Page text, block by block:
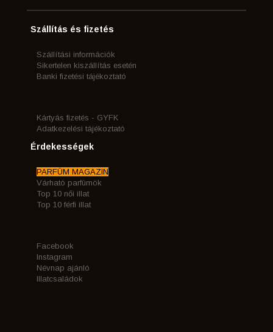
Szállítás és fizetés
Szállítási információk
Sikertelen kiszállítás esetén
Banki fizetési tájékoztató
Kártyás fizetés - GYFK
Adatkezelési tájékoztató
Érdekességek
PARFÜM MAGAZIN
Várható parfümök
Top 10 női illat
Top 10 férfi illat
Facebook
Instagram
Névnap ajánló
Illatcsaládok